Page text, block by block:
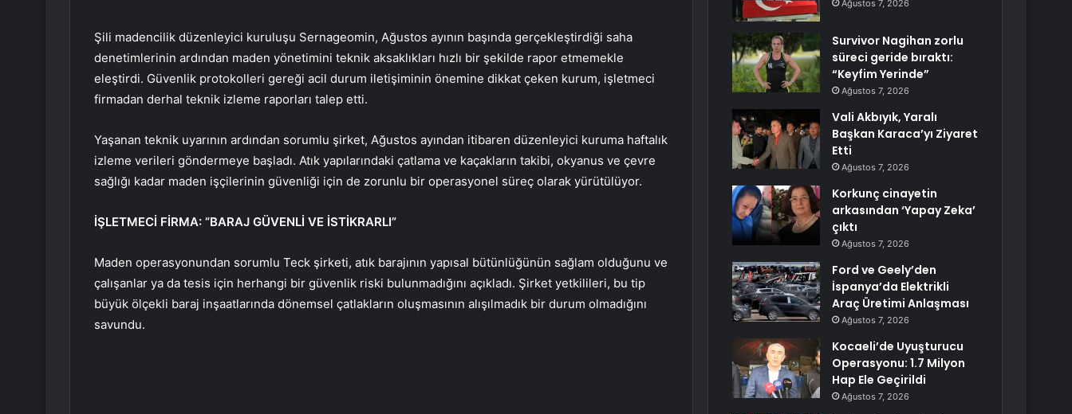
Şili madencilik düzenleyici kuruluşu Sernageomin, Ağustos ayının başında gerçekleştirdiği saha
denetimlerinin ardından maden yönetimini teknik aksaklıkları hızlı bir şekilde rapor etmemekle
eleştirdi. Güvenlik protokolleri gereği acil durum iletişiminin önemine dikkat çeken kurum, işletmeci
firmadan derhal teknik izleme raporları talep etti.
Yaşanan teknik uyarının ardından sorumlu şirket, Ağustos ayından itibaren düzenleyici kuruma haftalık
izleme verileri göndermeye başladı. Atık yapılarındaki çatlama ve kaçakların takibi, okyanus ve çevre
sağlığı kadar maden işçilerinin güvenliği için de zorunlu bir operasyonel süreç olarak yürütülüyor.
İŞLETMECİ FİRMA: “BARAJ GÜVENLİ VE İSTİKRARLI”
Maden operasyonundan sorumlu Teck şirketi, atık barajının yapısal bütünlüğünün sağlam olduğunu ve
çalışanlar ya da tesis için herhangi bir güvenlik riski bulunmadığını açıkladı. Şirket yetkilileri, bu tip
büyük ölçekli baraj inşaatlarında dönemsel çatlakların oluşmasının alışılmadık bir durum olmadığını
savundu.
Ağustos 7, 2026
Survivor Nagihan zorlu
süreci geride bıraktı:
“Keyfim Yerinde”
Ağustos 7, 2026
Vali Akbıyık, Yaralı
Başkan Karaca’yı Ziyaret
Etti
Ağustos 7, 2026
Korkunç cinayetin
arkasından ‘Yapay Zeka’
çıktı
Ağustos 7, 2026
Ford ve Geely’den
İspanya’da Elektrikli
Araç Üretimi Anlaşması
Ağustos 7, 2026
Kocaeli’de Uyuşturucu
Operasyonu: 1.7 Milyon
Hap Ele Geçirildi
Ağustos 7, 2026